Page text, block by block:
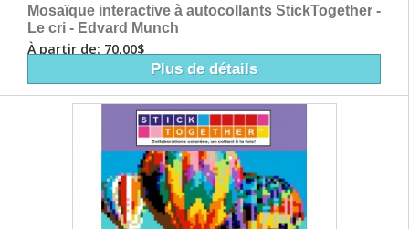
Mosaïque interactive à autocollants StickTogether -
Le cri - Edvard Munch
À partir de: 70,00$
Plus de détails